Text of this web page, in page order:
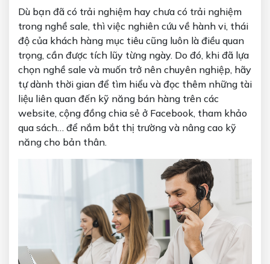
Dù bạn đã có trải nghiệm hay chưa có trải nghiệm
trong nghề sale, thì việc nghiên cứu về hành vi, thái
độ của khách hàng mục tiêu cũng luôn là điều quan
trọng, cần được tích lũy từng ngày. Do đó, khi đã lựa
chọn nghề sale và muốn trở nên chuyên nghiệp, hãy
tự dành thời gian để tìm hiểu và đọc thêm những tài
liệu liên quan đến kỹ năng bán hàng trên các
website, cộng đồng chia sẻ ở Facebook, tham khảo
qua sách… để nắm bắt thị trường và nâng cao kỹ
năng cho bản thân.